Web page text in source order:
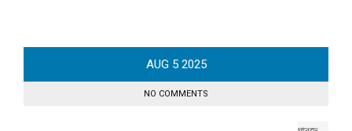
AUG 5 2025
NO COMMENTS